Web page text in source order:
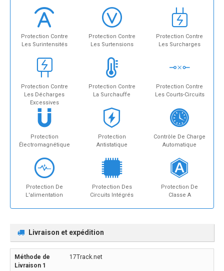
Protection Contre
Les Surintensités
Protection Contre
Les Surtensions
Protection Contre
Les Surcharges
Protection Contre
Les Décharges
Excessives
Protection Contre
La Surchauffe
Protection Contre
Les Courts-Circuits
Protection
Électromagnétique
Protection
Antistatique
Contrôle De Charge
Automatique
Protection De
L'alimentation
Protection Des
Circuits Intégrés
Protection De
Classe A
Livraison et expédition
17Track.net